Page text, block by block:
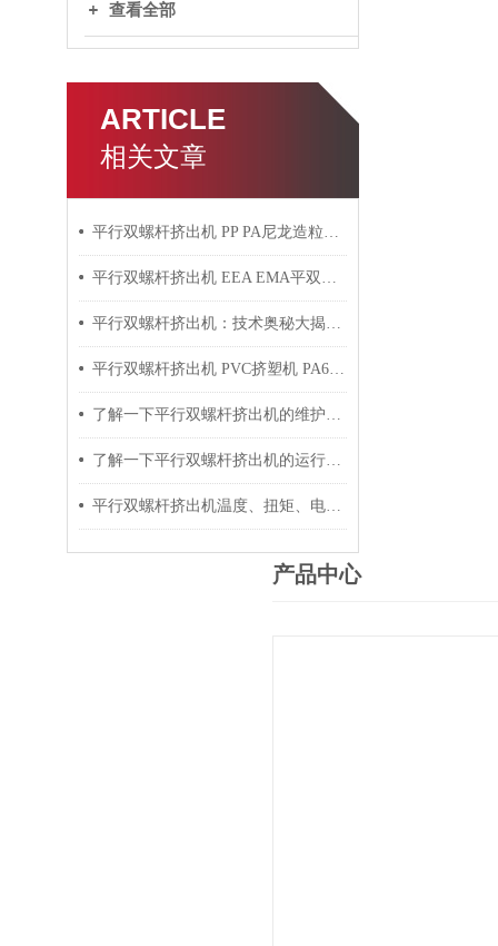
查看全部
ARTICLE
相关文章
平行双螺杆挤出机 PP PA尼龙造粒机技术参数
平行双螺杆挤出机 EEA EMA平双挤出机 双螺杆挤出机技术参数
平行双螺杆挤出机：技术奥秘大揭秘！
平行双螺杆挤出机 PVC挤塑机 PA6+玻纤挤出造粒机技术参数
了解一下平行双螺杆挤出机的维护保养方法吧
了解一下平行双螺杆挤出机的运行过程吧
平行双螺杆挤出机温度、扭矩、电流控制要点
产品中心